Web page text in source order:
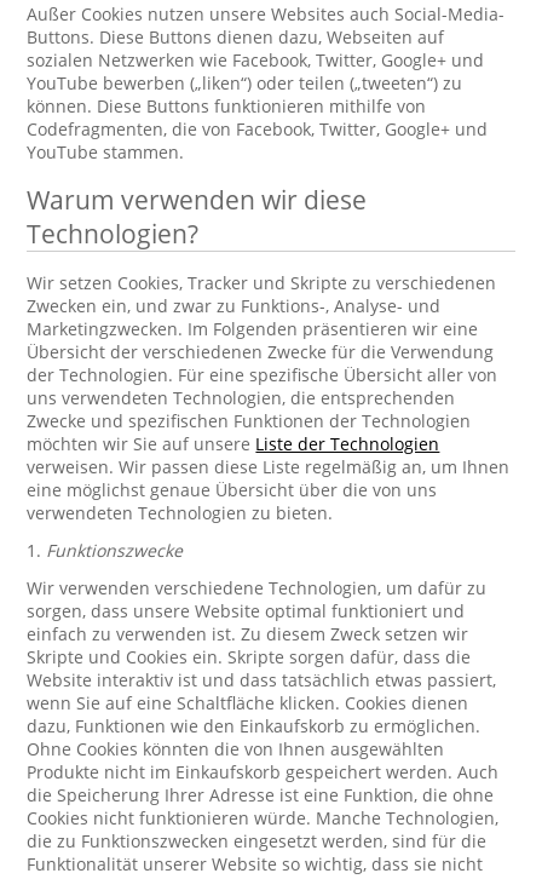
Außer Cookies nutzen unsere Websites auch Social-Media-
Buttons. Diese Buttons dienen dazu, Webseiten auf
sozialen Netzwerken wie Facebook, Twitter, Google+ und
YouTube bewerben („liken“) oder teilen („tweeten“) zu
können. Diese Buttons funktionieren mithilfe von
Codefragmenten, die von Facebook, Twitter, Google+ und
YouTube stammen.
Warum verwenden wir diese
Technologien?
Wir setzen Cookies, Tracker und Skripte zu verschiedenen
Zwecken ein, und zwar zu Funktions-, Analyse- und
Marketingzwecken. Im Folgenden präsentieren wir eine
Übersicht der verschiedenen Zwecke für die Verwendung
der Technologien. Für eine spezifische Übersicht aller von
uns verwendeten Technologien, die entsprechenden
Zwecke und spezifischen Funktionen der Technologien
möchten wir Sie auf unsere Liste der Technologien
verweisen. Wir passen diese Liste regelmäßig an, um Ihnen
eine möglichst genaue Übersicht über die von uns
verwendeten Technologien zu bieten.
1. Funktionszwecke
Wir verwenden verschiedene Technologien, um dafür zu
sorgen, dass unsere Website optimal funktioniert und
einfach zu verwenden ist. Zu diesem Zweck setzen wir
Skripte und Cookies ein. Skripte sorgen dafür, dass die
Website interaktiv ist und dass tatsächlich etwas passiert,
wenn Sie auf eine Schaltfläche klicken. Cookies dienen
dazu, Funktionen wie den Einkaufskorb zu ermöglichen.
Ohne Cookies könnten die von Ihnen ausgewählten
Produkte nicht im Einkaufskorb gespeichert werden. Auch
die Speicherung Ihrer Adresse ist eine Funktion, die ohne
Cookies nicht funktionieren würde. Manche Technologien,
die zu Funktionszwecken eingesetzt werden, sind für die
Funktionalität unserer Website so wichtig, dass sie nicht